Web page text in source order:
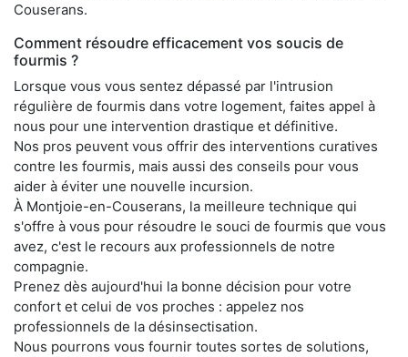
Couserans.
Comment résoudre efficacement vos soucis de
fourmis ?
Lorsque vous vous sentez dépassé par l'intrusion
régulière de fourmis dans votre logement, faites appel à
nous pour une intervention drastique et définitive.
Nos pros peuvent vous offrir des interventions curatives
contre les fourmis, mais aussi des conseils pour vous
aider à éviter une nouvelle incursion.
À Montjoie-en-Couserans, la meilleure technique qui
s'offre à vous pour résoudre le souci de fourmis que vous
avez, c'est le recours aux professionnels de notre
compagnie.
Prenez dès aujourd'hui la bonne décision pour votre
confort et celui de vos proches : appelez nos
professionnels de la désinsectisation.
Nous pourrons vous fournir toutes sortes de solutions,